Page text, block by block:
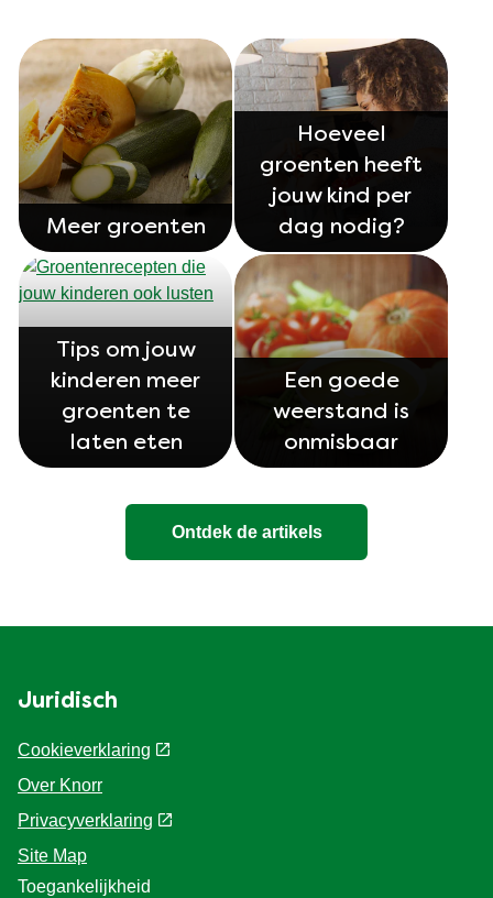
Meer groenten
Hoeveel
groenten heeft
jouw kind per
dag nodig?
Tips om jouw
kinderen meer
groenten te
laten eten
Een goede
weerstand is
onmisbaar
Ontdek de artikels
Juridisch
Cookieverklaring
Over Knorr
Privacyverklaring
Site Map
Toegankelijkheid